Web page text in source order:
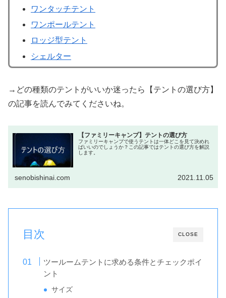
ワンタッチテント
ワンポールテント
ロッジ型テント
シェルター
→どの種類のテントがいいか迷ったら【テントの選び方】
の記事を読んでみてくださいね。
【ファミリーキャンプ】テントの選び方
ファミリーキャンプで使うテントは一体どこを見て決めれ
ばいいのでしょうか？この記事ではテントの選び方を解説
します。
senobishinai.com 2021.11.05
CLOSE
目次
ツールームテントに求める条件とチェックポイ
ント
サイズ